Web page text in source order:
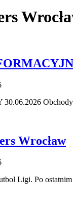
Obchody
Wrocław
Ligi. Po